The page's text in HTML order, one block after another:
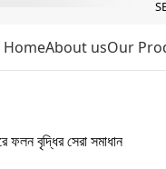
HomeAbout usOur
বৃদ্ধির সেরা সমাধান